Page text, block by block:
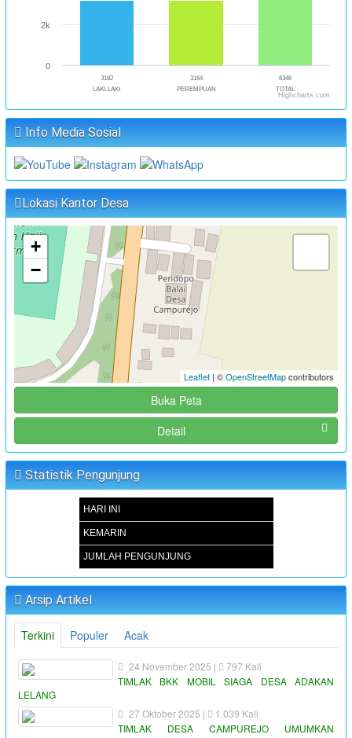
3182
LAKI-LAKI
3164
PEREMPUAN
6346
TOTAL
0
2k
Highcharts.com
Info Media Sosial
Lokasi Kantor Desa
+
−
Leaflet | ©OpenStreetMapcontributors
Buka Peta
Detail
Statistik Pengunjung
HARI INI
KEMARIN
JUMLAH PENGUNJUNG
Arsip Artikel
Terkini Populer Acak
24 November 2025 |
797 Kali
TIMLAK BKK MOBIL SIAGA DESA ADAKAN
LELANG
27 Oktober 2025 |
1.039 Kali
TIMLAK DESA CAMPUREJO UMUMKAN